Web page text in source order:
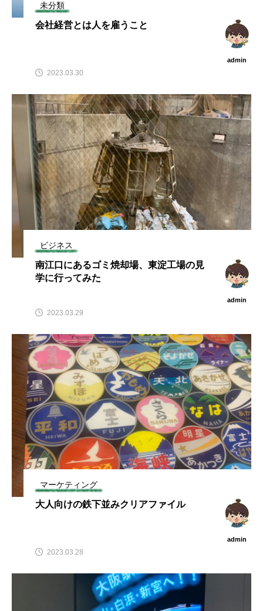
未分類
会社経営とは人を雇うこと
admin
2023.03.30
ビジネス
南江口にあるゴミ焼却場、東淀工場の見
学に行ってみた
admin
2023.03.29
マーケティング
大人向けの鉄下並みクリアファイル
admin
2023.03.28